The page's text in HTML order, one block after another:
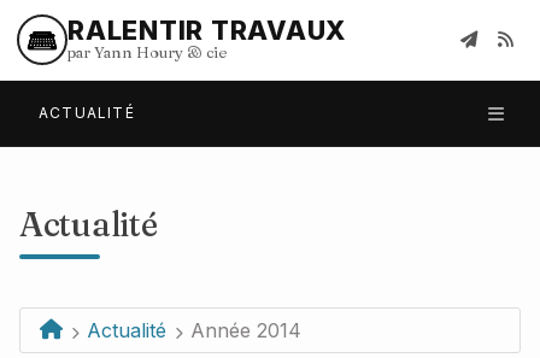
RALENTIR TRAVAUX
par Yann Houry & cie
ACTUALITÉ
Actualité
Actualité Année 2014